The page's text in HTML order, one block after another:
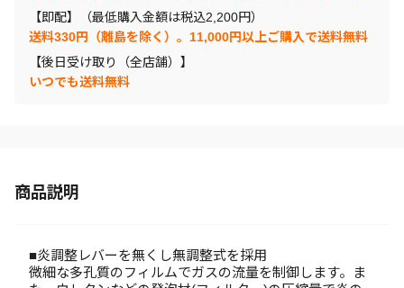
【即配】（最低購入金額は税込2,200円）
送料330円（離島を除く）。11,000円以上ご購入で送料無料
【後日受け取り（全店舗）】
いつでも送料無料
商品説明
■炎調整レバーを無くし無調整式を採用
微細な多孔質のフィルムでガスの流量を制御します。ま